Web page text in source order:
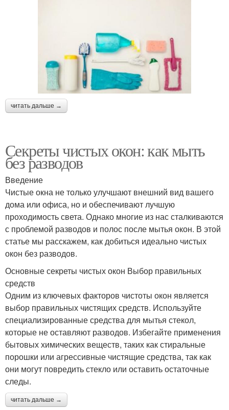
читать дальше →
Секреты чистых окон: как мыть
без разводов
Введение
Чистые окна не только улучшают внешний вид вашего
дома или офиса, но и обеспечивают лучшую
проходимость света. Однако многие из нас сталкиваются
с проблемой разводов и полос после мытья окон. В этой
статье мы расскажем, как добиться идеально чистых
окон без разводов.
Основные секреты чистых окон Выбор правильных
средств
Одним из ключевых факторов чистоты окон является
выбор правильных чистящих средств. Используйте
специализированные средства для мытья стекол,
которые не оставляют разводов. Избегайте применения
бытовых химических веществ, таких как стиральные
порошки или агрессивные чистящие средства, так как
они могут повредить стекло или оставить остаточные
следы.
читать дальше →